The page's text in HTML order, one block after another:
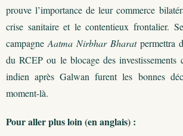
prouve l’importance de leur commerce
crise sanitaire et le contentieux frontalier.
campagne Aatma Nirbhar Bharatpermettra
du RCEP ou le blocage des investissements
indien après Galwan furent les bonnes
moment-là.
Pour aller plus loin (en anglais) :